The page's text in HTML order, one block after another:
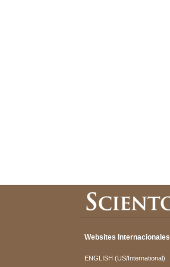
Websites Internacionales
ENGLISH (US/International)